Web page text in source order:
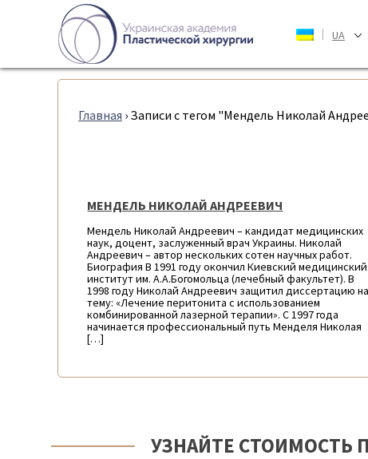
| UA
Главная › Записи с тегом "Мендель Николай
МЕНДЕЛЬ НИКОЛАЙ АНДРЕЕВИЧ
Мендель Николай Андреевич – кандидат медицинских
наук, доцент, заслуженный врач Украины. Николай
Андреевич – автор нескольких сотен научных работ.
Биография В 1991 году окончил Киевский медицинский
институт им. А.А.Богомольца (лечебный факультет). В
1998 году Николай Андреевич защитил диссертацию на
тему: «Лечение перитонита с использованием
комбинированной лазерной терапии». С 1997 года
начинается профессиональный путь Менделя Николая
[…]
УЗНАЙТЕ СТОИМОСТЬ